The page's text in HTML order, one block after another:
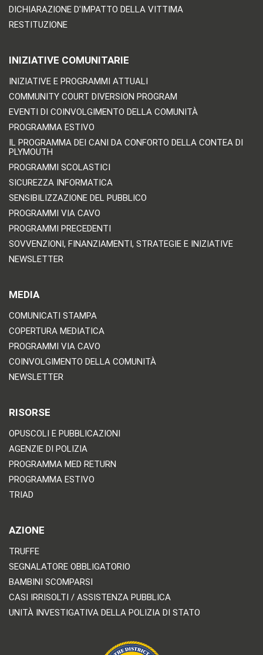
DICHIARAZIONE D'IMPATTO DELLA VITTIMA
RESTITUZIONE
INIZIATIVE COMUNITARIE
INIZIATIVE E PROGRAMMI ATTUALI
COMMUNITY COURT DIVERSION PROGRAM
EVENTI DI COINVOLGIMENTO DELLA COMUNITÀ
PROGRAMMA ESTIVO
IL PROGRAMMA DEI CANI DA CONFORTO DELLA CONTEA DI
PLYMOUTH
PROGRAMMI SCOLASTICI
SICUREZZA INFORMATICA
SENSIBILIZZAZIONE DEL PUBBLICO
PROGRAMMI VIA CAVO
PROGRAMMI PRECEDENTI
SOVVENZIONI, FINANZIAMENTI, STRATEGIE E INIZIATIVE
NEWSLETTER
MEDIA
COMUNICATI STAMPA
COPERTURA MEDIATICA
PROGRAMMI VIA CAVO
COINVOLGIMENTO DELLA COMUNITÀ
NEWSLETTER
RISORSE
OPUSCOLI E PUBBLICAZIONI
AGENZIE DI POLIZIA
PROGRAMMA MED RETURN
PROGRAMMA ESTIVO
TRIAD
AZIONE
TRUFFE
SEGNALATORE OBBLIGATORIO
BAMBINI SCOMPARSI
CASI IRRISOLTI / ASSISTENZA PUBBLICA
UNITÀ INVESTIGATIVA DELLA POLIZIA DI STATO